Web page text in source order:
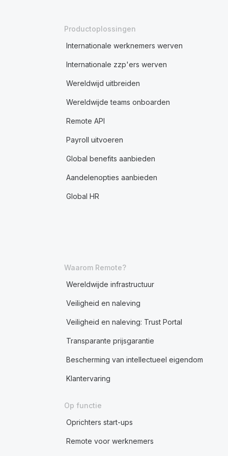
Productoplossingen
Internationale werknemers werven
Internationale zzp'ers werven
Wereldwijd uitbreiden
Wereldwijde teams onboarden
Remote API
Payroll uitvoeren
Global benefits aanbieden
Aandelenopties aanbieden
Global HR
Waarom Remote?
Wereldwijde infrastructuur
Veiligheid en naleving
Veiligheid en naleving: Trust Portal
Transparante prijsgarantie
Bescherming van intellectueel eigendom
Klantervaring
Op functie
Oprichters start-ups
Remote voor werknemers